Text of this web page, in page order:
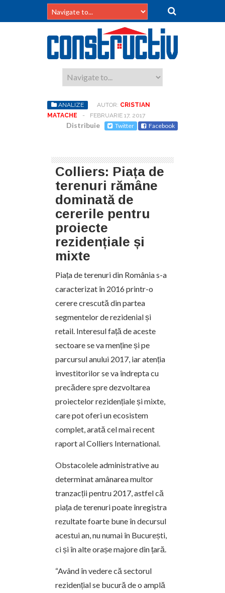
ANALIZE AUTOR: CRISTIAN
MATACHE
- FEBRUARIE 17, 2017
Distribuie Twitter Facebook
Colliers: Piața de
terenuri rămâne
dominată de
cererile pentru
proiecte
rezidențiale și
mixte
Piața de terenuri din România s-a
caracterizat în 2016 printr-o
cerere crescută din partea
segmentelor de rezidenial și
retail. Interesul față de aceste
sectoare se va menține și pe
parcursul anului 2017, iar atenția
investitorilor se va îndrepta cu
precădere spre dezvoltarea
proiectelor rezidențiale și mixte,
care pot oferi un ecosistem
complet, arată cel mai recent
raport al Colliers International.
Obstacolele administrative au
determinat amânarea multor
tranzacții pentru 2017, astfel că
piața de terenuri poate înregistra
rezultate foarte bune în decursul
acestui an, nu numai în București,
ci și în alte orașe majore din țară.
“Având în vedere că sectorul
rezidențial se bucură de o amplă